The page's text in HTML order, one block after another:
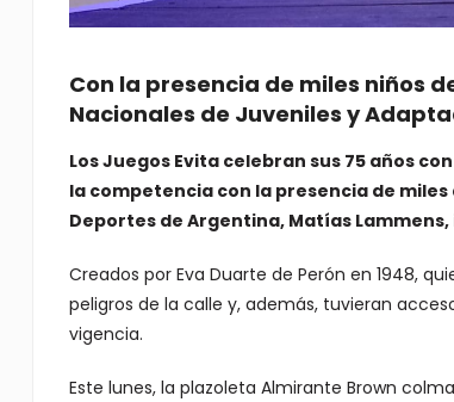
Con la presencia de miles niños
Nacionales de Juveniles y
Los Juegos Evita celebran sus 75 años
la competencia con la presencia de
Deportes de Argentina, Matías
Creados por Eva Duarte de Perón en 1948,
peligros de la calle y, además, tuvieran
vigencia.
Este lunes, la plazoleta Almirante Brown